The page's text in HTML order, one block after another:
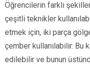
Öğrencilerin farklı
çeşitli teknikler
etmek için, iki parça
çember kullanılabilir. Bu
edilebilir ve bunun